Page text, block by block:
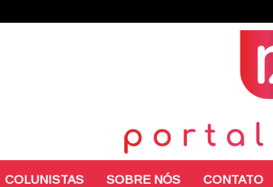
COLUNISTAS SOBRE NÓS CONTATO